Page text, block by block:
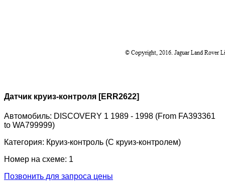
Датчик круиз-контроля [ERR2622]
Автомобиль: DISCOVERY 1 1989 - 1998 (From FA393361
to WA799999)
Категория: Круиз-контроль (С круиз-контролем)
Номер на схеме: 1
Позвонить для запроса цены